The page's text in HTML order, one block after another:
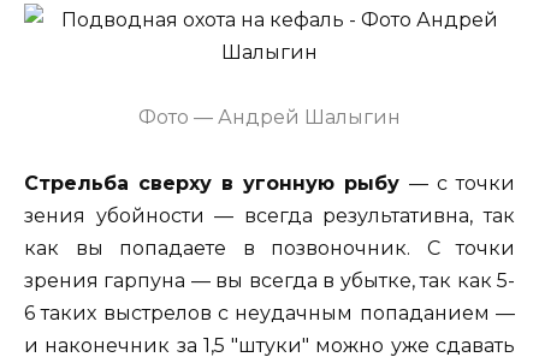
Фото — Андрей Шалыгин
Стрельба сверху в угонную рыбу — с точки
зения убойности — всегда результативна, так
как вы попадаете в позвоночник. С точки
зрения гарпуна — вы всегда в убытке, так как 5-
6 таких выстрелов с неудачным попаданием —
и наконечник за 1,5 "штуки" можно уже сдавать